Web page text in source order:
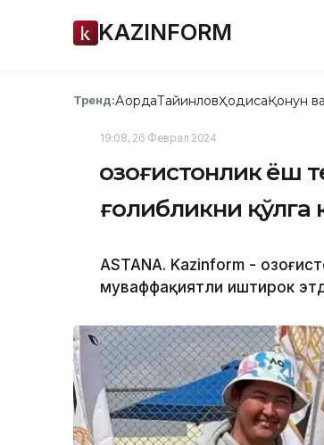
KAZINFORM
Тренд:АқордаТайинловҲодисаҚонун
19:08, 26 Феврал 2024
Қозоғистонлик ёш
ғолибликни қўлга
ASTANA. Kazinform -
муваффақиятли иштирок